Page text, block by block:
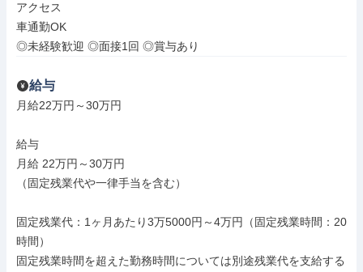
アクセス
車通勤OK
◎未経験歓迎 ◎面接1回 ◎賞与あり
給与
月給22万円～30万円
給与
月給 22万円～30万円
（固定残業代や一律手当を含む）
固定残業代：1ヶ月あたり3万5000円～4万円（固定残業時間：20
時間）
固定残業時間を超えた勤務時間については別途残業代を支給する